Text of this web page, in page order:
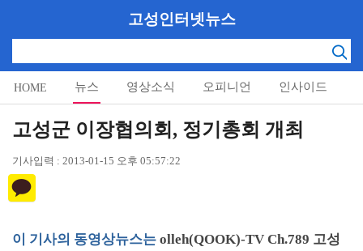
고성인터넷뉴스
HOME 뉴스 영상소식 오피니언 인사이드
알림마당
고성군 이장협의회, 정기총회 개최
기사입력 : 2013-01-15 오후 05:57:22
이 기사의 동영상뉴스는 olleh(QOOK)-TV Ch.789 고성